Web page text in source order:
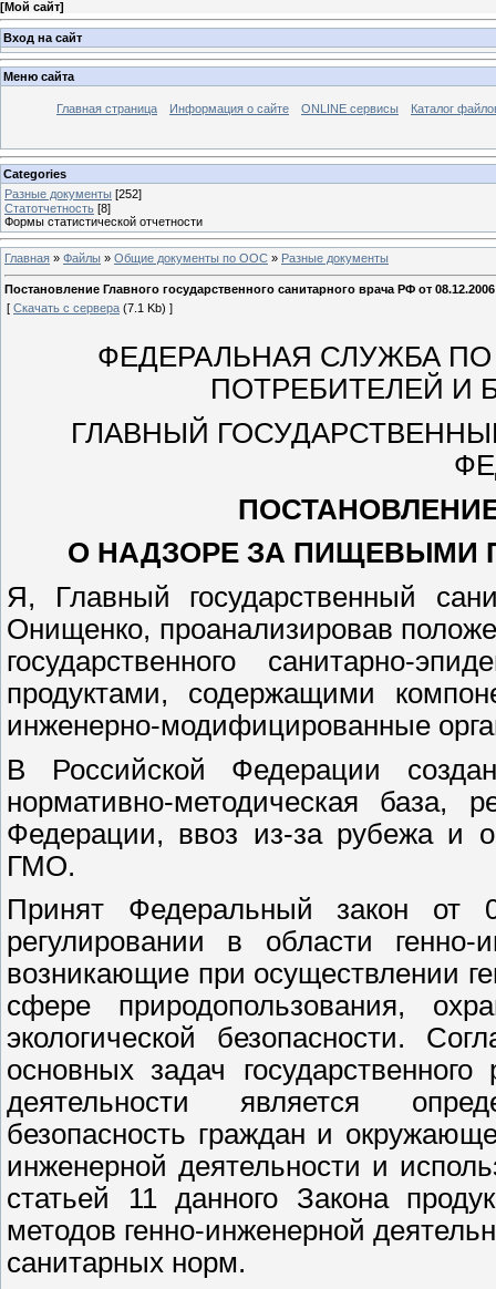
[Мой сайт]
Вход на сайт
Меню сайта
Главная страница Информация о сайте ONLINE сервисы Каталог
Categories
Разные документы [252]
Статотчетность [8]
Формы статистической отчетности
Главная » Файлы » Общие документы по ООС » Разные документы
Постановление Главного государственного санитарного врача РФ от
[ Скачать с сервера (7.1 Kb) ]
ФЕДЕРАЛЬНАЯ СЛУЖБА
ПОТРЕБИТЕЛЕЙ И
ГЛАВНЫЙ
ПОСТАНОВЛЕНИЕ
О НАДЗОРЕ ЗА ПИЩЕВЫМИ
Я, Главный государственный
Онищенко, проанализировав
государственного санитарно-
продуктами, содержащими
инженерно-модифицированные
В Российской Федерации
нормативно-методическая база,
Федерации, ввоз из-за рубежа и
ГМО.
Принят Федеральный закон от
регулировании в области генно-
возникающие при осуществлении
сфере природопользования,
экологической безопасности.
основных задач
деятельности является
безопасность граждан и
инженерной деятельности и
статьей 11 данного Закона
методов генно-инженерной
санитарных норм.